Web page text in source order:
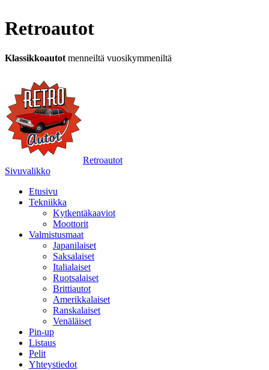
Retroautot
Klassikkoautot menneiltä vuosikymmeniltä
Retroautot
Sivuvalikko
Etusivu
Tekniikka
Kytkentäkaaviot
Moottorit
Valmistusmaat
Japanilaiset
Saksalaiset
Italialaiset
Ruotsalaiset
Brittiautot
Amerikkalaiset
Ranskalaiset
Venäläiset
Pin-up
Listaus
Pelit
Yhteystiedot